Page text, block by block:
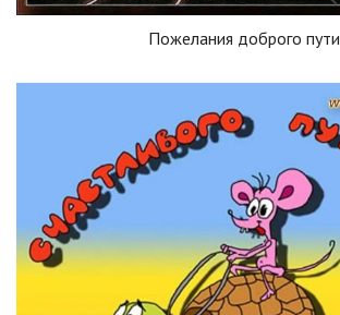
Пожелания доброго пути